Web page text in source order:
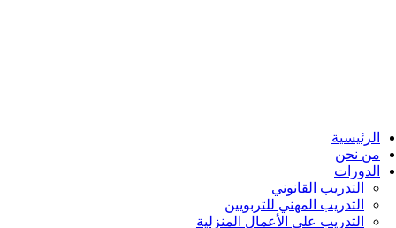
الرئيسية
من نحن
الدورات
التدريب القانوني
التدريب المهني للتربويين
التدريب على الأعمال المنزلية